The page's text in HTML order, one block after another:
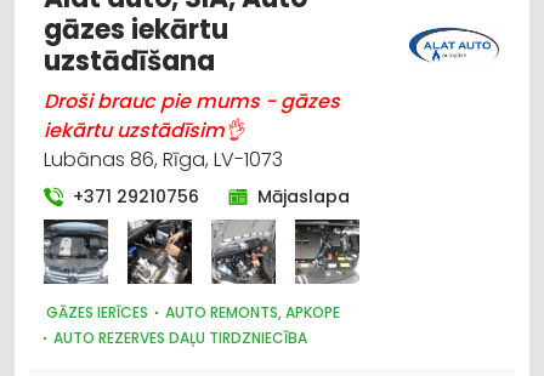
ŪDENSAPGĀDE UN KANALIZĀCIJA
gāzes iekārtu
uzstādīšana
Droši brauc pie mums - gāzes
iekārtu uzstādīsim👌
Lubānas 86, Rīga, LV-1073
+371 29210756 Mājaslapa
GĀZES IERĪCES
AUTO REMONTS, APKOPE
AUTO REZERVES DAĻU TIRDZNIECĪBA